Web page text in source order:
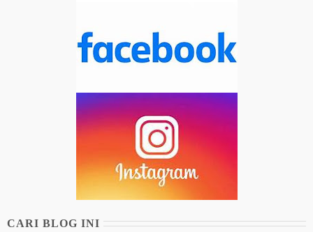
CARI BLOG INI